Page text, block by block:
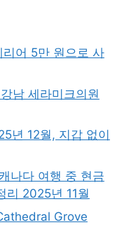
어 5만 원으로 사
남 세라미크의원
년 12월, 지갑 없이
나다 여행 중 현금
리 2025년 11월
Grove